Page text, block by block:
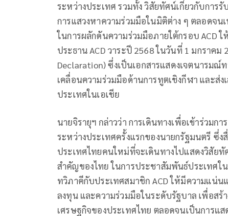
ระหว่างประเทศ รวมทั้ง วิสัยทัศน์เกี่ยวกับกา
การแสวงหาความร่วมมือในมิติต่าง ๆ ตลอดจ
ในการผลักดันความร่วมมือภายใต้กรอบ ACD
ประธาน ACD วาระปี 2568 ในวันที่ 1 มกราค
Declaration) ซึ่งเป็นเอกสารแสดงเจตนารมณ์
เคลื่อนความร่วมมือด้านการทูตเชิงกีฬา และส่ง
ประเทศในเอเชีย
นายจิรายุฯ กล่าวว่า การเดินทางเพื่อเข้าร่วมก
ระหว่างประเทศครั้งแรกของนายกรัฐมนตรี ซึ่
ประเทศไทยคนใหม่ที่จะเดินทางไปแสดงวิสัย
สำคัญของไทย ในการประชาสัมพันธ์ประเทศใ
ทวิภาคีกับประเทศสมาชิก ACD ให้มีความแน่น
ลงทุน และความร่วมมือในระดับรัฐบาล เพื่อสร้
เศรษฐกิจของประเทศไทย ตลอดจนเป็นการแ